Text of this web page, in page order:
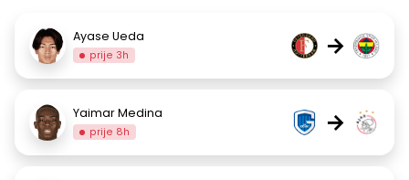
Ayase Ueda
prije 3h →
Yaimar Medina
prije 8h →